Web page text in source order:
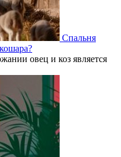
Спальня
овец и коз является